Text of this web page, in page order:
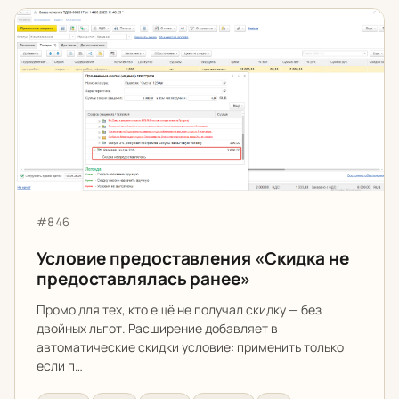
Условие предоставления «Скидка не
Артикул:
#846
Условие предоставления «Скидка не
предоставлялась ранее»
Промо для тех, кто ещё не получал скидку — без
двойных льгот. Расширение добавляет в
автоматические скидки условие: применить только
если п…